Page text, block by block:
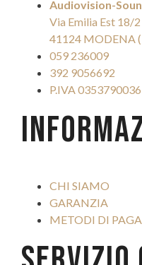
Audiovision-
Via Emilia Est 18/2
41124 MODENA
059 236009
392 9056692
P.IVA
CHI SIAMO
GARANZIA
METODI DI